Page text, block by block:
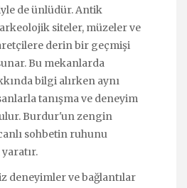
de ünlüdür. Antik
siteler, müzeler ve
derin bir geçmişi
Bu mekanlarda
bilgi alırken aynı
tanışma ve deneyim
Burdur'un zengin
sohbetin ruhunu
deneyimler ve bağlantılar